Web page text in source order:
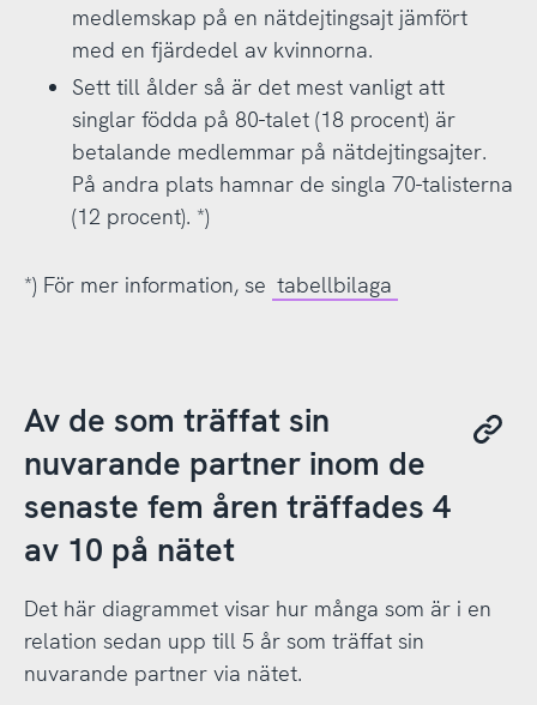
medlemskap på en nätdejtingsajt jämfört
med en fjärdedel av kvinnorna.
Sett till ålder så är det mest vanligt att
singlar födda på 80-talet (18 procent) är
betalande medlemmar på nätdejtingsajter.
På andra plats hamnar de singla 70-talisterna
(12 procent). *)
*) För mer information, se tabellbilaga
Av de som träffat sin
nuvarande partner inom de
senaste fem åren träffades 4
av 10 på nätet
Det här diagrammet visar hur många som är i en
relation sedan upp till 5 år som träffat sin
nuvarande partner via nätet.